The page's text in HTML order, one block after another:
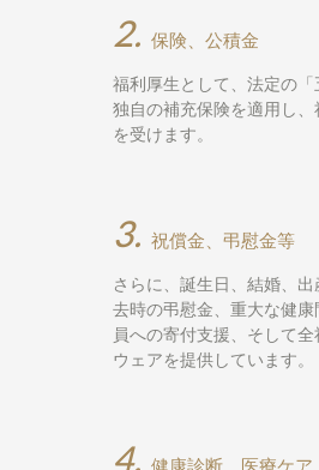
2. 保険、公積金
福利厚生として、法定の
独自の補充保険を適用し
を受けます。
3. 祝償金、弔慰金等
さらに、誕生日、結婚、
去時の弔慰金、重大な健
員への寄付支援、そして
ウェアを提供しています。
4.